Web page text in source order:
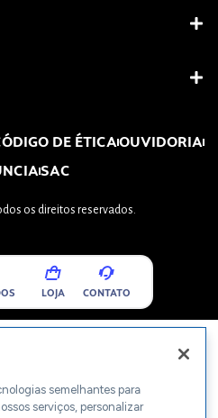
DE ÉTICAOUVIDORIA
SAC
os direitos reservados.
LOJA CONTATO
semelhantes para
serviços, personalizar